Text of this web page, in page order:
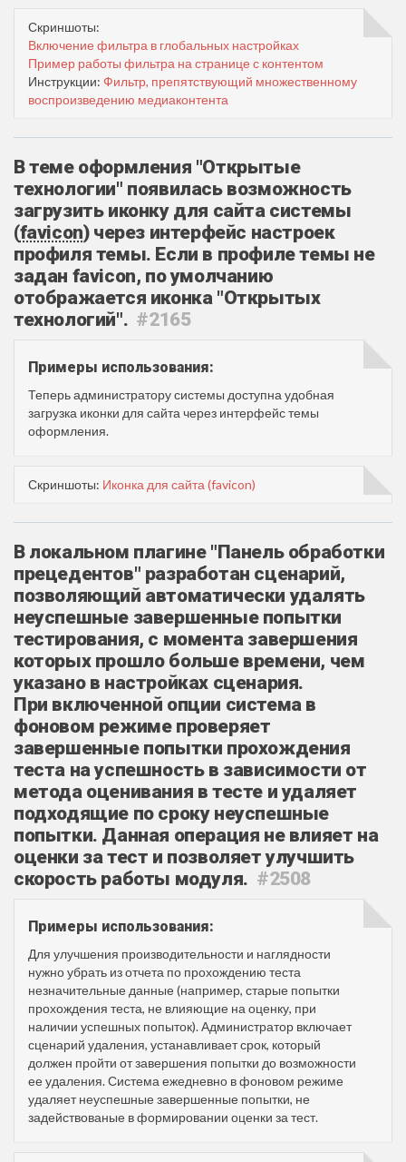
Скриншоты:
Включение фильтра в глобальных настройках
Пример работы фильтра на странице с контентом
Инструкции: Фильтр, препятствующий множественному
воспроизведению медиаконтента
В теме оформления "Открытые
технологии" появилась возможность
загрузить иконку для сайта системы
(favicon) через интерфейс настроек
профиля темы. Если в профиле темы не
задан favicon, по умолчанию
отображается иконка "Открытых
технологий". #2165
Примеры использования:
Теперь администратору системы доступна удобная
загрузка иконки для сайта через интерфейс темы
оформления.
Скриншоты: Иконка для сайта (favicon)
В локальном плагине "Панель обработки
прецедентов" разработан сценарий,
позволяющий автоматически удалять
неуспешные завершенные попытки
тестирования, с момента завершения
которых прошло больше времени, чем
указано в настройках сценария.
При включенной опции система в
фоновом режиме проверяет
завершенные попытки прохождения
теста на успешность в зависимости от
метода оценивания в тесте и удаляет
подходящие по сроку неуспешные
попытки. Данная операция не влияет на
оценки за тест и позволяет улучшить
скорость работы модуля. #2508
Примеры использования:
Для улучшения производительности и наглядности
нужно убрать из отчета по прохождению теста
незначительные данные (например, старые попытки
прохождения теста, не влияющие на оценку, при
наличии успешных попыток). Администратор включает
сценарий удаления, устанавливает срок, который
должен пройти от завершения попытки до возможности
ее удаления. Система ежедневно в фоновом режиме
удаляет неуспешные завершенные попытки, не
задействованые в формировании оценки за тест.